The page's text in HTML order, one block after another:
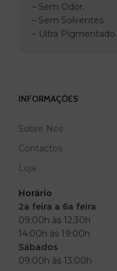
– Sem Odor.
– Sem Solventes.
– Ultra Pigmentado.
INFORMAÇÕES
Sobre Nós
Contactos
Loja
Horário
2a feira a 6a feira
09:00h às 12:30h
14:00h às 19:00h
Sábados
09:00h às 13:00h